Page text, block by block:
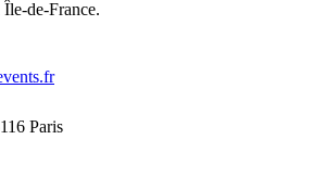
Île-de-France.
Paris